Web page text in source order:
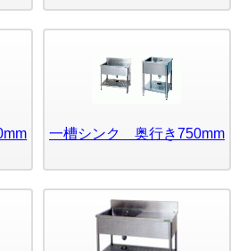
一槽シンク 奥行き750mm